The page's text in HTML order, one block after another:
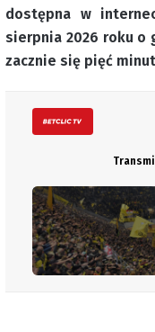
dostępna w
sierpnia 2026 roku o
zacznie się pięć